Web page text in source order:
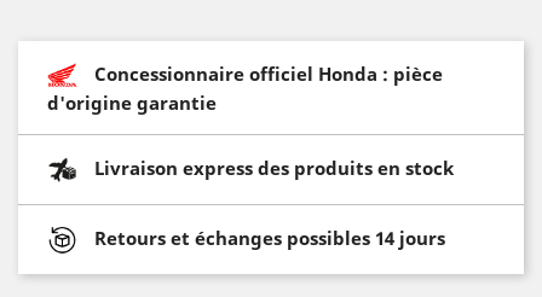
Concessionnaire officiel Honda : pièce
d'origine garantie
Livraison express des produits en stock
Retours et échanges possibles 14 jours